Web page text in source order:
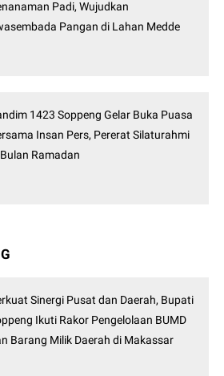
Padi, Wujudkan
Pangan di Lahan Medde
1423 Soppeng Gelar Buka Puasa
Insan Pers, Pererat Silaturahmi
Ramadan
Sinergi Pusat dan Daerah, Bupati
Ikuti Rakor Pengelolaan BUMD
Barang Milik Daerah di Makassar